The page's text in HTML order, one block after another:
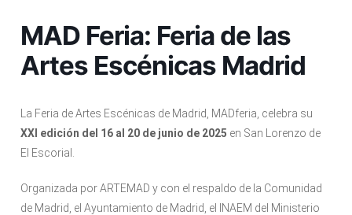
MAD Feria: Feria de las
Artes Escénicas Madrid
La Feria de Artes Escénicas de Madrid, MADferia, celebra su
XXI edición del 16 al 20 de junio de 2025 en San Lorenzo de
El Escorial.
Organizada por ARTEMAD y con el respaldo de la Comunidad
de Madrid, el Ayuntamiento de Madrid, el INAEM del Ministerio